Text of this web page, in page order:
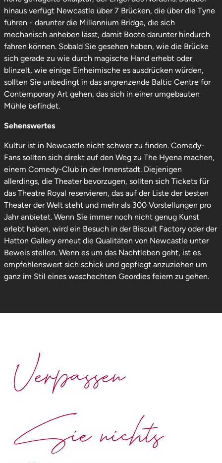
hinaus verfügt Newcastle über 7 Brücken, die über die Tyne
führen - darunter die Millennium Bridge, die sich
mechanisch anheben lässt, damit Boote darunter hindurch
fahren können. Sobald Sie gesehen haben, wie die Brücke
sich gerade zu wie durch magische Hand erhebt oder
blinzelt, wie einige Einheimische es ausdrücken würden,
sollten Sie unbedingt in das angrenzende Baltic Centre for
Contemporary Art gehen, das sich in einer umgebauten
Mühle befindet.
Sehenswertes
Kultur ist in Newcastle nicht schwer zu finden. Comedy-
Fans sollten sich direkt auf den Weg zu The Hyena machen,
einem Comedy-Club in der Innenstadt. Diejenigen
allerdings, die Theater bevorzugen, sollten sich Tickets für
das Theatre Royal reservieren, das auf der Liste der besten
Theater der Welt steht und mehr als 300 Vorstellungen pro
Jahr anbietet. Wenn Sie immer noch nicht genug Kunst
erlebt haben, wird ein Besuch in der Biscuit Factory oder der
Hatton Gallery erneut die Qualitäten von Newcastle unter
Beweis stellen. Wenn es um das Nachtleben geht, ist es
empfehlenswert sich schick und gepflegt anzuziehen um
ganz im Stil eines waschechten Geordies feiern zu gehen.
Verpassen
Sie nichts